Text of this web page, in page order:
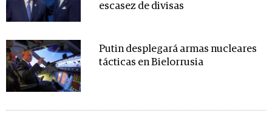
escasez de divisas
Putin desplegará armas nucleares
tácticas en Bielorrusia